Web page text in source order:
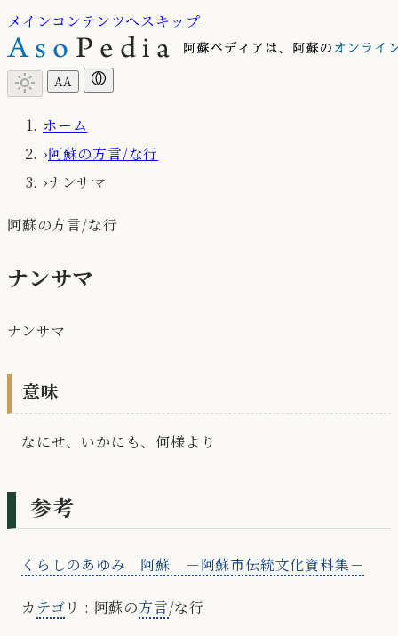
メインコンテンツへスキップ
light_mode AA
ホーム
›阿蘇の方言/な行
›ナンサマ
阿蘇の方言/な行
ナンサマ
ナンサマ
意味
なにせ、いかにも、何様より
参考
くらしのあゆみ 阿蘇 －阿蘇市伝統文化資料集－
カ テゴリ : 阿蘇の方言/な行